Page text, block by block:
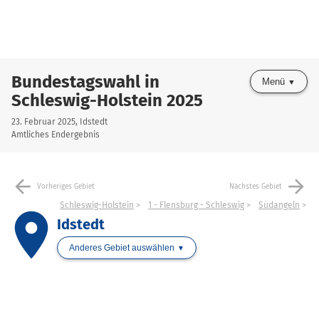
Bundestagswahl in
Schleswig-Holstein 2025
23. Februar 2025, Idstedt
Amtliches Endergebnis
Menü
arrow_back Vorheriges Gebiet Nächstes Gebiet arrow_forward
place
Schleswig-Holstein 1 - Flensburg - Schleswig Südangeln
Idstedt
Anderes Gebiet auswählen